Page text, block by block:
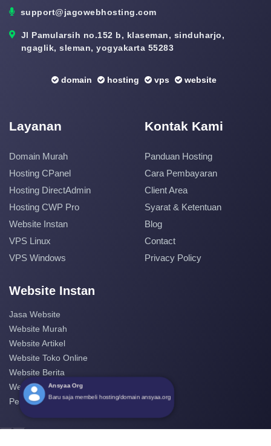
support@jagowebhosting.com
Jl Pamularsih no.152 b, klaseman, sinduharjo,
ngaglik, sleman, yogyakarta 55283
domain hosting vps website
Layanan
Domain Murah
Hosting CPanel
Hosting DirectAdmin
Hosting CWP Pro
Website Instan
VPS Linux
VPS Windows
Kontak Kami
Panduan Hosting
Cara Pembayaran
Client Area
Syarat & Ketentuan
Blog
Contact
Privacy Policy
Website Instan
Jasa Website
Website Murah
Website Artikel
Website Toko Online
Website Berita
Website Perusahaan
Pembuatan Website
Ansyaa Org
Baru saja membeli hosting/domain ansyaa.org